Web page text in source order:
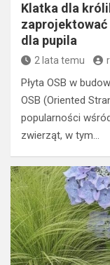
Klatka dla
zaprojektować
dla pupila
2 lata temu
Płyta OSB w
OSB (Oriented
popularności
zwierząt, w tym…